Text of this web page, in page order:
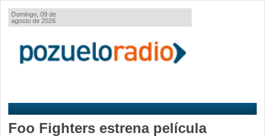
Domingo, 09 de
agosto de 2026
Foo Fighters estrena película